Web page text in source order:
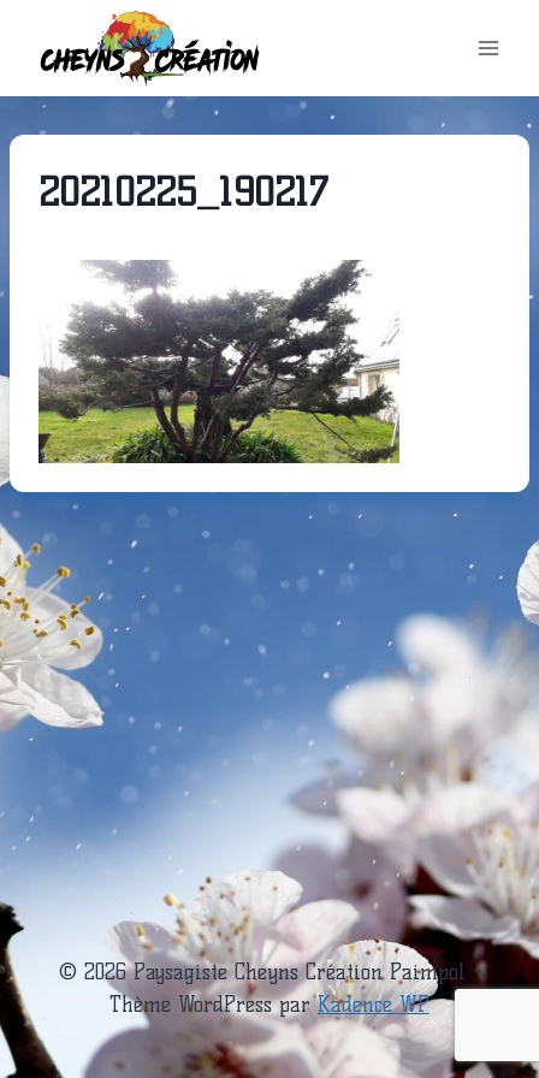
contenu
20210225_190217
© 2026 Paysagiste Cheyns Création Paimpol -
Thème WordPress parKadence WP